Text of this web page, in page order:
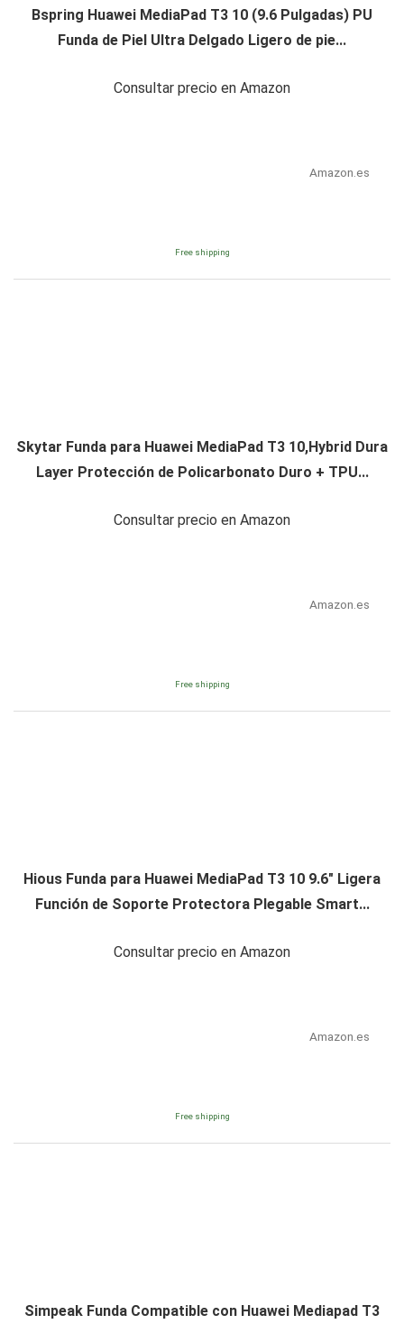
Bspring Huawei MediaPad T3 10 (9.6 Pulgadas) PU
Funda de Piel Ultra Delgado Ligero de pie...
Consultar precio en Amazon
Amazon.es
Free shipping
Skytar Funda para Huawei MediaPad T3 10,Hybrid Dura
Layer Protección de Policarbonato Duro + TPU...
Consultar precio en Amazon
Amazon.es
Free shipping
Hious Funda para Huawei MediaPad T3 10 9.6" Ligera
Función de Soporte Protectora Plegable Smart...
Consultar precio en Amazon
Amazon.es
Free shipping
Simpeak Funda Compatible con Huawei Mediapad T3